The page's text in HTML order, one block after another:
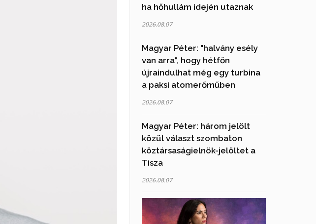
ha hőhullám idején utaznak
2026.08.07
Magyar Péter: "halvány esély
van arra", hogy hétfőn
újraindulhat még egy turbina
a paksi atomerőműben
2026.08.07
Magyar Péter: három jelölt
közül választ szombaton
köztársaságielnök-jelöltet a
Tisza
2026.08.07